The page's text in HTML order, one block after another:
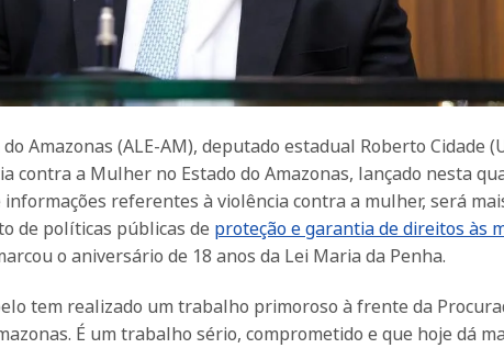
Amazonas (ALE-AM), deputado estadual Roberto Cidade
contra a Mulher no Estado do Amazonas, lançado nesta
referentes à violência contra a mulher, será
de políticas públicas de proteção e garantia de direitos às
o aniversário de 18 anos da Lei Maria da Penha.
tem realizado um trabalho primoroso à frente da
É um trabalho sério, comprometido e que hoje dá